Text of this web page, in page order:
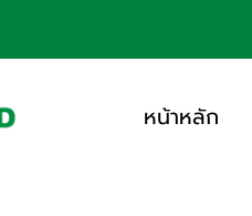
หน้าหลัก